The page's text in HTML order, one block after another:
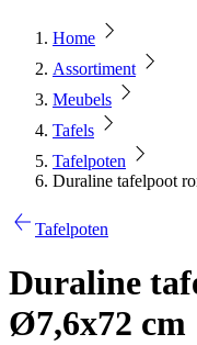
Home
Assortiment
Meubels
Tafels
Tafelpoten
Duraline tafelpoot
Tafelpoten
Duraline
Ø7,6x72 cm